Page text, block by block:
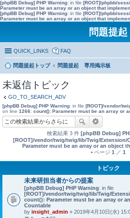
[phpBB Debug] PHP Warning: in file [ROOT]/phpbb/
Parameter must be an array or an object that
[phpBB Debug] PHP Warning: in file [ROOT]/phpbb/
Parameter must be an array or an object that
問題提起
QUICK_LINKS FAQ
問題提起トップ
問題提起 専用掲示板
未返信トピック
GO_TO_SEARCH_ADV
[phpBB Debug] PHP Warning: in file [ROOT]/vendor/
on line 1266: count(): Parameter must be an array or
検索結果 3 件 [phpBB Debug]
[ROOT]/vendor/twig/twig/lib/Twig/Extension/
Parameter must be an array or an object
• ページ 1 ／ 1
トピック
未来研担当者からの提案
[phpBB Debug] PHP Warning: in file
[ROOT]/vendor/twig/twig/lib/Twig/
count(): Parameter must be an array or
Countable
by insight_admin » 2019年4月10日(水)